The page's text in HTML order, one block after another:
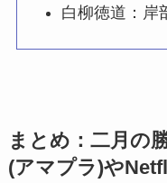
白柳徳道：岸
まとめ：二月の
(アマプラ)や